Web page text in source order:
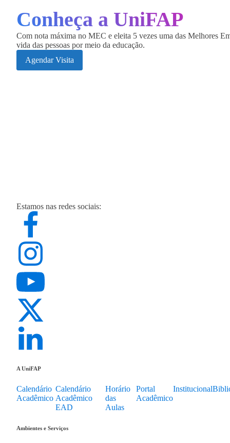
Conheça a UniFAP
Com nota máxima no MEC e eleita 5 vezes uma das Melhores
vida das pessoas por meio da educação.
Agendar Visita
Estamos nas redes sociais:
A UniFAP
Calendário
Acadêmico
Calendário
Acadêmico
EAD
Horário
das
Aulas
Portal
Acadêmico
Institucional
Ambientes e Serviços